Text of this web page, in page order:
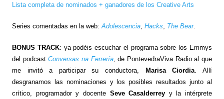
Lista completa de nominados + ganadores de los Creative Arts
Series comentadas en la web: Adolescencia, Hacks The Bear.
BONUS TRACK: ya podéis escuchar el programa sobre los Emmys
del podcastConversas na Ferrería, de PontevedraViva Radio al que
me invitó a participar su conductora,
Marisa Ciordia . Allí
desgranamos las nominaciones y los posibles resultados junto al
crítico, programador y docente Seve Casalderrey y la intérprete